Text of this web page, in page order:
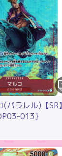
パラレル)【SR
013}